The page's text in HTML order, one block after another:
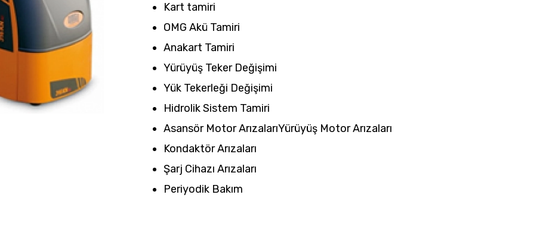
Kart tamiri
OMG Akü Tamiri
Anakart Tamiri
Yürüyüş Teker Değişimi
Yük Tekerleği Değişimi
Hidrolik Sistem Tamiri
Asansör Motor ArızalarıYürüyüş Motor Arızaları
Kondaktör Arızaları
Şarj Cihazı Arızaları
Periyodik Bakım